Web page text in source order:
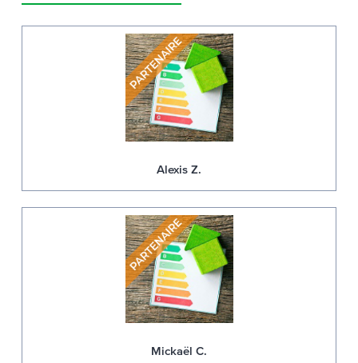
Alexis Z.
Mickaël C.